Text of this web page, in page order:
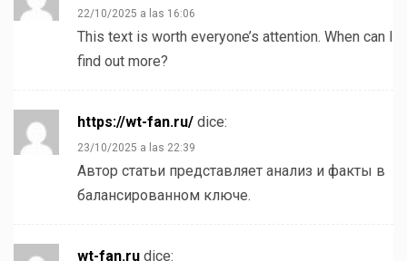
22/10/2025 a las 16:06
This text is worth everyone’s attention. When can I
find out more?
https://wt-fan.ru/ dice:
23/10/2025 a las 22:39
Автор статьи представляет анализ и факты в
балансированном ключе.
wt-fan.ru dice: